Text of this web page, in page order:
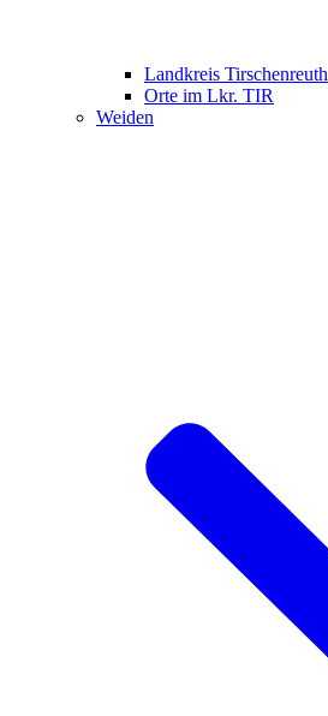
Landkreis Tirschenreuth
Orte im Lkr. TIR
Weiden